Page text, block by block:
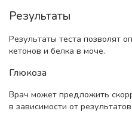
Результаты
Результаты теста позволят
кетонов и белка в моче.
Глюкоза
Врач может предложить
в зависимости от результатов.